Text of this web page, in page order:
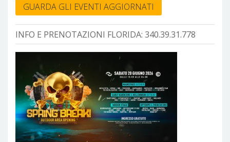
GUARDA GLI EVENTI AGGIORNATI
INFO E PRENOTAZIONI FLORIDA: 340.39.31.778